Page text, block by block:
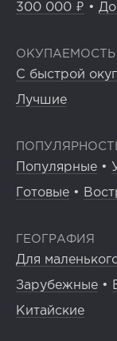
300 000 ₽ •
С быстрой
Лучшие
Популярные •
Готовые •
ГЕОГРАФИЯ
Для
Зарубежные •
Китайские